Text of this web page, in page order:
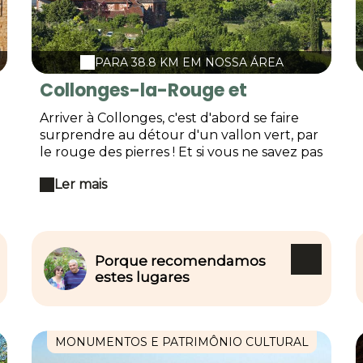
PARA 38.8 KM EM NOSSA ÁREA
Collonges-la-Rouge et
Turenne
Arriver à Collonges, c'est d'abord se faire
surprendre au détour d'un vallon vert, par
le rouge des pierres ! Et si vous ne savez pas
vert, vous en aurez toute la plaisante
et des chèvrefeuilles…Un très beau village
vraiment rouge dans l'écrin vert des
châtaigniers et des vignes ! Cette
étonnante couleur est liée à une oxydation
par le fer du grès entre Brive et Meyssac.
qui fut intégré dans le prospère Vicomté
de Turenne, où la communauté s'est
Ler mais
Porque recomendamos
estes lugares
MONUMENTOS E PATRIMÔNIO CULTURAL